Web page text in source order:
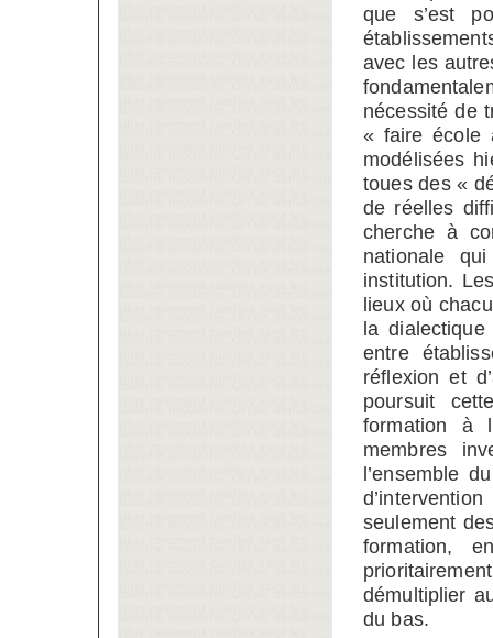
que s’est
avec les
nécessité de
« faire école
modélisées
toues des «
de réelles
cherche à
nationale
institution.
lieux où
la
entre
réflexion et
poursuit
formation à
membres
l’ensemble
seulement
formation,
démultiplier
du bas.